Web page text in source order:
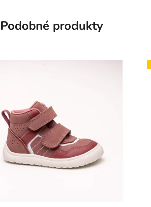
Podobné produkty